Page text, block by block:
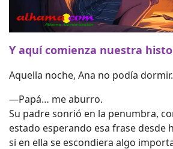
Y aquí comienza nuestra
Aquella noche, Ana no podía dormir.
—Papá… me aburro.
Su padre sonrió en la penumbra,
estado esperando esa frase desde
si en ella se escondiera algo